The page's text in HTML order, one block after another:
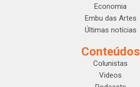
Economia
Embu das Artes
Últimas notícias
Conteúdos
Colunistas
Videos